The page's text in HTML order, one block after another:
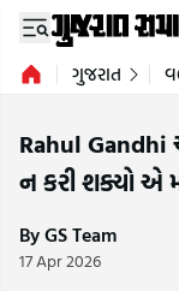
ગુજરાત
Rahul Gandhi
ન કરી શક્યો એ
By GS Team
17 Apr 2026